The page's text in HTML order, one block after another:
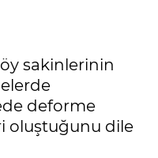
sakinlerinin
deforme
oluştuğunu dile